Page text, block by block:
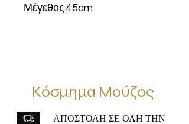
Μέγεθος:45cm
Κόσμημα Μούζος
ΑΠΟΣΤΟΛΗ ΣΕ ΟΛΗ ΤΗΝ